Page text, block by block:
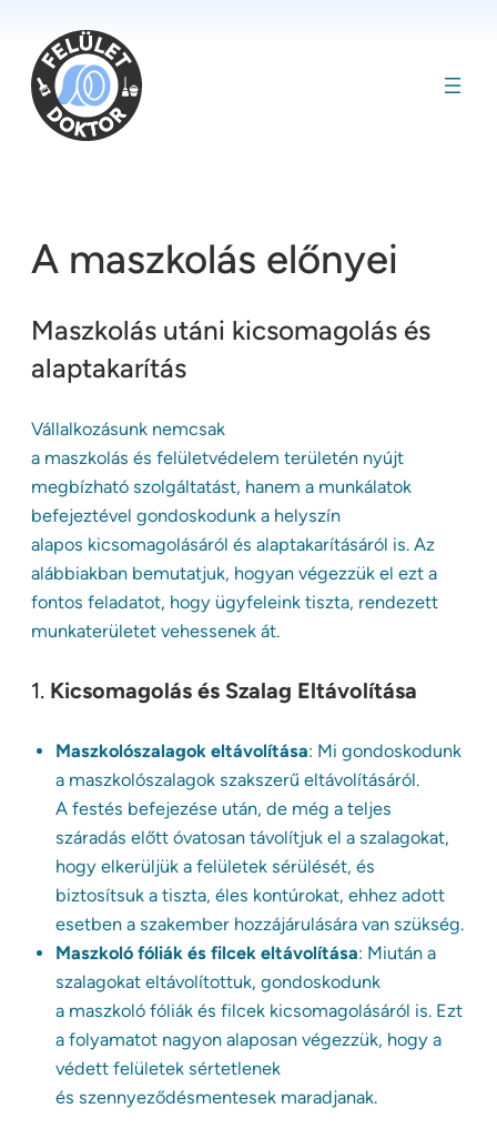
tartalomhoz
A maszkolás előnyei
Maszkolás utáni kicsomagolás és
alaptakarítás
Vállalkozásunk nemcsak
a maszkolás és felületvédelem területén nyújt
megbízható szolgáltatást, hanem a munkálatok
befejeztével gondoskodunk a helyszín
alapos kicsomagolásáról és alaptakarításáról is. Az
alábbiakban bemutatjuk, hogyan végezzük el ezt a
fontos feladatot, hogy ügyfeleink tiszta, rendezett
munkaterületet vehessenek át.
1. Kicsomagolás és Szalag Eltávolítása
Maszkolószalagok eltávolítása: Mi gondoskodunk
a maszkolószalagok szakszerű eltávolításáról.
A festés befejezése után, de még a teljes
száradás előtt óvatosan távolítjuk el a szalagokat,
hogy elkerüljük a felületek sérülését, és
biztosítsuk a tiszta, éles kontúrokat, ehhez adott
esetben a szakember hozzájárulására van szükség.
Maszkoló fóliák és filcek eltávolítása: Miután a
szalagokat eltávolítottuk, gondoskodunk
a maszkoló fóliák és filcek kicsomagolásáról is. Ezt
a folyamatot nagyon alaposan végezzük, hogy a
védett felületek sértetlenek
és szennyeződésmentesek maradjanak.